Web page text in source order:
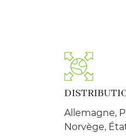
Allemagne,
Norvège,